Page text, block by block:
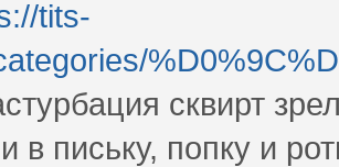
tits-
сквирт
в письку, попку и